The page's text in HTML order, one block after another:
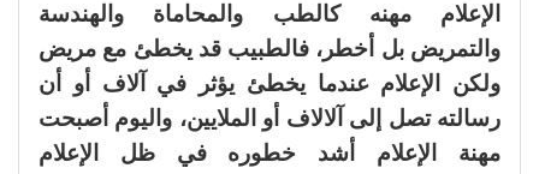
الإعلام مهنه كالطب والمحاماة والهندسة
والتمريض بل أخطر، فالطبيب قد يخطئ مع مريض
ولكن الإعلام عندما يخطئ يؤثر في آلاف أو أن
رسالته تصل إلى آلالاف أو الملايين، واليوم أصبحت
مهنة الإعلام أشد خطوره في ظل الإعلام